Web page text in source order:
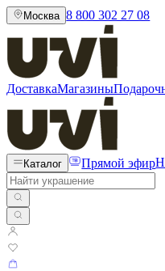
Москва 8 800 302 27 08
ДоставкаМагазины
Каталог Прямой эфир